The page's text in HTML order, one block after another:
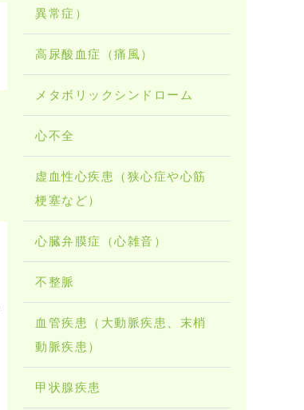
異常症）
高尿酸血症（痛風）
メタボリックシンドローム
心不全
虚血性心疾患（狭心症や心筋
梗塞など）
心臓弁膜症（心雑音）
不整脈
血管疾患（大動脈疾患、末梢
動脈疾患）
甲状腺疾患